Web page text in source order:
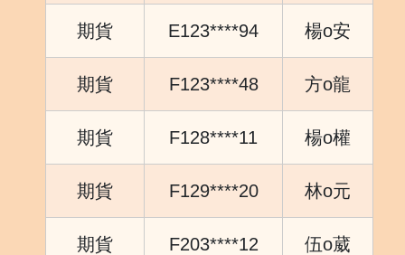
期貨 E123****94 楊o安
期貨 F123****48 方o龍
期貨 F128****11 楊o權
期貨 F129****20 林o元
期貨 F203****12 伍o葳